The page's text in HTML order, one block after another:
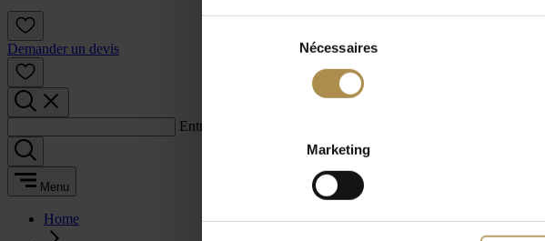
Nécessaires
Marketing
Demander un devis
Entrez un terme de recherche :
Menu
Home